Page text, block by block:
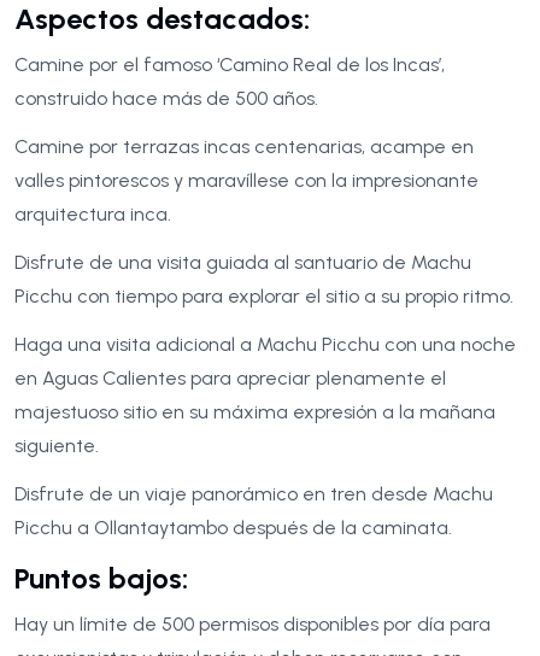
Aspectos destacados:
Camine por el famoso ‘Camino Real de los Incas’,
construido hace más de 500 años.
Camine por terrazas incas centenarias, acampe en
valles pintorescos y maravíllese con la impresionante
arquitectura inca.
Disfrute de una visita guiada al santuario de Machu
Picchu con tiempo para explorar el sitio a su propio ritmo.
Haga una visita adicional a Machu Picchu con una noche
en Aguas Calientes para apreciar plenamente el
majestuoso sitio en su máxima expresión a la mañana
siguiente.
Disfrute de un viaje panorámico en tren desde Machu
Picchu a Ollantaytambo después de la caminata.
Puntos bajos:
Hay un límite de 500 permisos disponibles por día para